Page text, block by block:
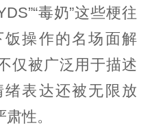
毒奶”这些梗往
操作的名场面解
仅被广泛用于描述
表达还被无限放
性。